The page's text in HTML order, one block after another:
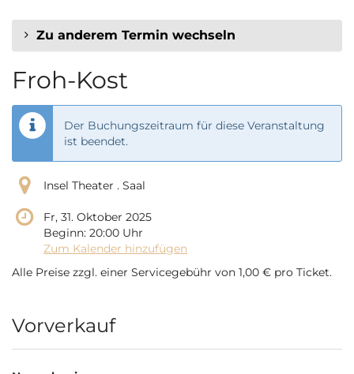
Zu anderem Termin wechseln
Froh-Kost
Der Buchungszeitraum für diese Veranstaltung
ist beendet.
Insel Theater . Saal
Fr, 31. Oktober 2025
Beginn: 20:00 Uhr
Zum Kalender hinzufügen
Alle Preise zzgl. einer Servicegebühr von 1,00 € pro Ticket.
Produkte
Vorverkauf